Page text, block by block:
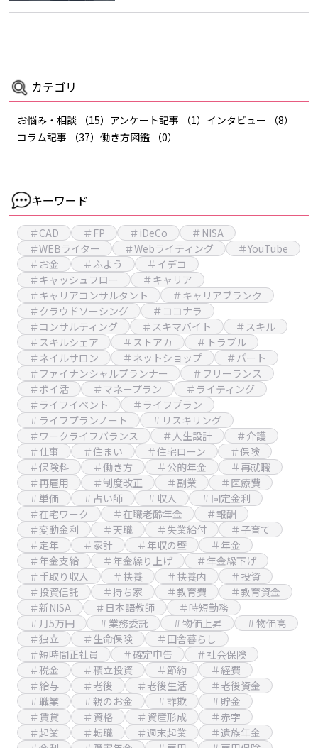
カテゴリ
お悩み・相談 （15） アンケート記事 （1） インタビュー
（8）
コラム記事
（37） 働き方図鑑 （0）
キーワード
＃CAD ＃FP ＃iDeCo
＃NISA
＃WEBライター
＃Webライティング
＃YouTube
＃お金
＃ふよう
＃イデコ
＃キャッシュフロー
＃キャリア
＃キャリアコンサルタント
＃キャリアブランク
＃クラウドソーシング
＃ココナラ
＃コンサルティング
＃スキマバイト
＃スキル
＃スキルシェア
＃ストアカ
＃トラブル
＃ネイルサロン
＃ネットショップ
＃パート
＃ファイナンシャルプランナー
＃フリーランス
＃ポイ活
＃マネープラン
＃ライティング
＃ライフイベント
＃ライフプラン
＃ライフプランノート
＃リスキリング
＃ワークライフバランス
＃人生設計
＃介護
＃仕事
＃住まい ＃住宅ローン
＃保険
＃保険料
＃働き方 ＃公的年金
＃再就職
＃再雇用
＃制度改正 ＃副業
＃医療費
＃単価
＃占い師 ＃収入
＃固定金利
＃在宅ワーク
＃在職老齢年金
＃報酬
＃変動金利
＃天職 ＃失業給付
＃子育て
＃定年
＃家計 ＃年収の壁
＃年金
＃年金支給
＃年金繰り上げ
＃年金繰下げ
＃手取り収入
＃扶養 ＃扶養内
＃投資
＃投資信託
＃持ち家 ＃教育費
＃教育資金
＃新NISA
＃日本語教師
＃時短勤務
＃月5万円
＃業務委託 ＃物価上昇
＃物価高
＃独立
＃生命保険
＃田舎暮らし
＃短時間正社員
＃確定申告
＃社会保険
＃税金
＃積立投資 ＃節約
＃経費
＃給与
＃老後 ＃老後生活
＃老後資金
＃職業
＃親のお金 ＃詐欺
＃貯金
＃賃貸
＃資格 ＃資産形成
＃赤字
＃起業
＃転職 ＃週末起業
＃遺族年金